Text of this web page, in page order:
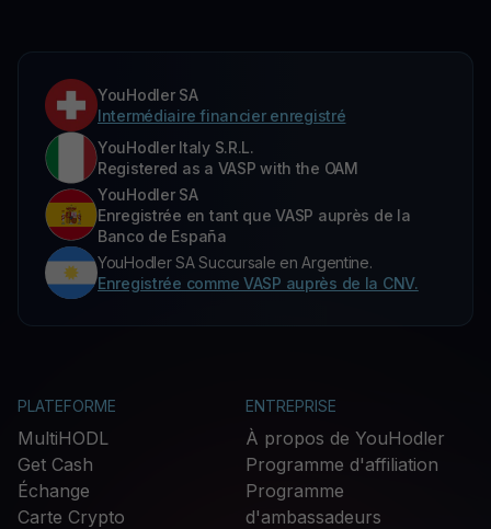
YouHodler SA
Intermédiaire financier enregistré
YouHodler Italy S.R.L.
Registered as a VASP with the OAM
YouHodler SA
Enregistrée en tant que VASP auprès de la
Banco de España
YouHodler SA Succursale en Argentine.
Enregistrée comme VASP auprès de la CNV.
PLATEFORME
MultiHODL
Get Cash
Échange
Carte Crypto
ENTREPRISE
À propos de YouHodler
Programme d'affiliation
Programme
d'ambassadeurs